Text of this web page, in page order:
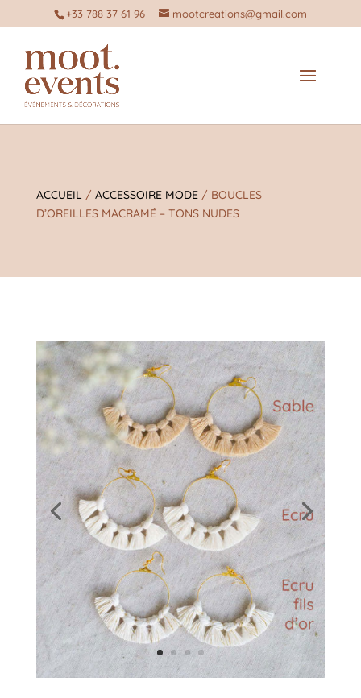
+33 788 37 61 96 mootcreations@gmail.com
ACCUEIL / ACCESSOIRE MODE/ BOUCLES
D’OREILLES MACRAMÉ – TONS NUDES